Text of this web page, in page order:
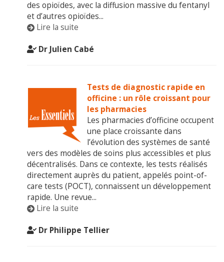
des opioïdes, avec la diffusion massive du fentanyl
et d’autres opioïdes...
Lire la suite
Dr Julien Cabé
Tests de diagnostic rapide en
officine : un rôle croissant pour
les pharmacies
Les pharmacies d’officine occupent
une place croissante dans
l’évolution des systèmes de santé
vers des modèles de soins plus accessibles et plus
décentralisés. Dans ce contexte, les tests réalisés
directement auprès du patient, appelés point-of-
care tests (POCT), connaissent un développement
rapide. Une revue...
Lire la suite
Dr Philippe Tellier